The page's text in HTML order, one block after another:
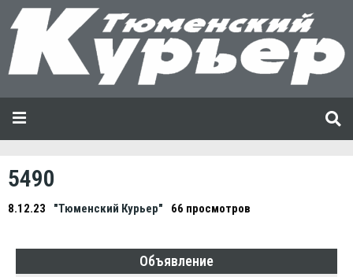
5490
8.12.23 "Тюменский Курьер" 66 просмотров
Объявление